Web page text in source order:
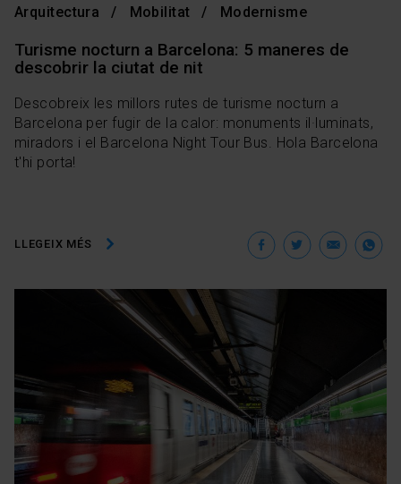
Arquitectura Mobilitat Modernisme
Turisme nocturn a Barcelona: 5 maneres de
descobrir la ciutat de nit
Descobreix les millors rutes de turisme nocturn a
Barcelona per fugir de la calor: monuments il·luminats,
miradors i el Barcelona Night Tour Bus. Hola Barcelona
t'hi porta!
LLEGEIX MÉS Facebook
Twitter